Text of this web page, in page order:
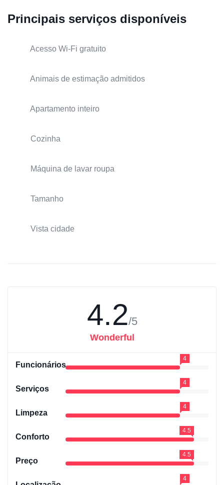
Principais serviços disponíveis
Acesso Wi-Fi gratuito
Animais de estimação admitidos
Apartamento inteiro
Cozinha
Máquina de lavar roupa
Tamanho
Vista cidade
4.2/5
Wonderful
Funcionários
4
Serviços
4
Limpeza
4
Conforto
4.5
Preço
4.5
4